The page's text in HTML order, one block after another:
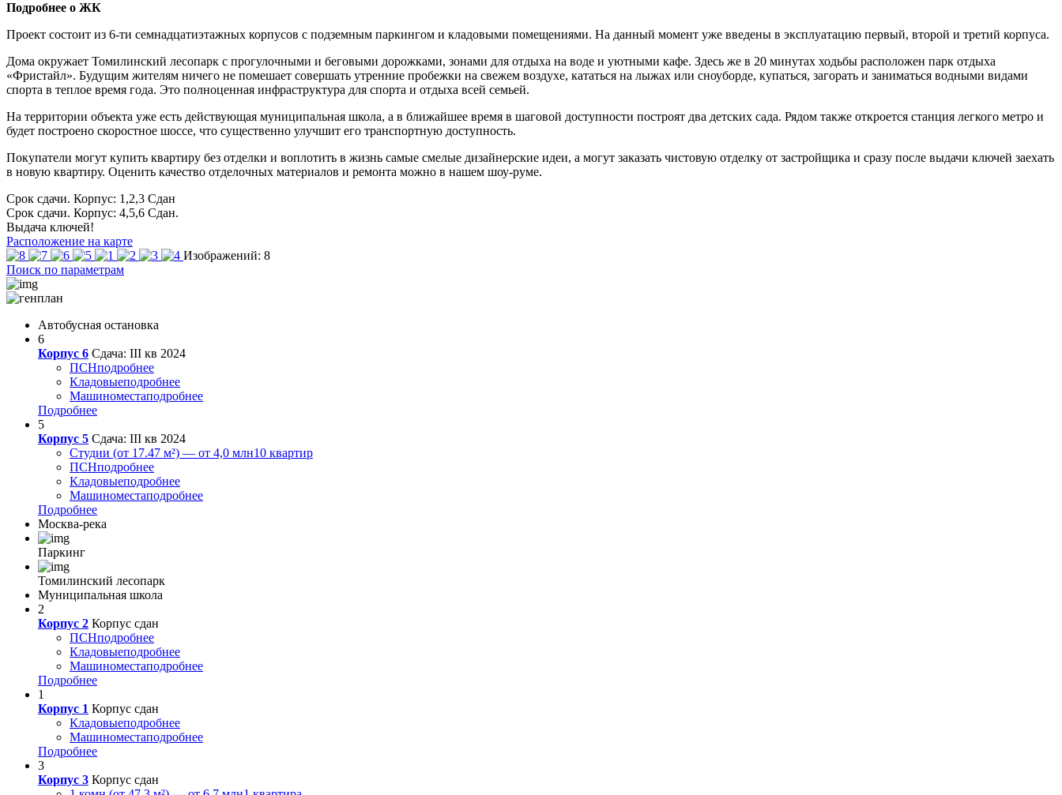
Подробнее о ЖК
Проект состоит из 6-ти семнадцатиэтажных корпусов с подземным паркингом и кладовыми помещениями. На данный момент уже введены в эксплуатацию первый, второй и третий корпуса.
Дома окружает Томилинский лесопарк с прогулочными и беговыми дорожками, зонами для отдыха на воде и уютными кафе. Здесь же в 20 минутах ходьбы расположен парк отдыха
«Фристайл». Будущим жителям ничего не помешает совершать утренние пробежки на свежем воздухе, кататься на лыжах или сноуборде, купаться, загорать и заниматься водными видами
спорта в теплое время года. Это полноценная инфраструктура для спорта и отдыха всей семьей.
На территории объекта уже есть действующая муниципальная школа, а в ближайшее время в шаговой доступности построят два детских сада. Рядом также откроется станция легкого метро и
будет построено скоростное шоссе, что существенно улучшит его транспортную доступность.
Покупатели могут купить квартиру без отделки и воплотить в жизнь самые смелые дизайнерские идеи, а могут заказать чистовую отделку от застройщика и сразу после выдачи ключей заехать
в новую квартиру. Оценить качество отделочных материалов и ремонта можно в нашем шоу-руме.
Срок сдачи. Корпус: 1,2,3 Сдан
Срок сдачи. Корпус: 4,5,6 Сдан.
Выдача ключей!
Расположение на карте
Изображений: 8
Поиск по параметрам
Автобусная остановка
6
Корпус 6 Сдача: III кв 2024
ПСНподробнее
Кладовыеподробнее
Машиноместаподробнее
Подробнее
5
Корпус 5 Сдача: III кв 2024
Студии (от 17.47 м²) — от 4,0 млн10 квартир
ПСНподробнее
Кладовыеподробнее
Машиноместаподробнее
Подробнее
Москва-река
Паркинг
Томилинский лесопарк
Муниципальная школа
2
Корпус 2 Корпус сдан
ПСНподробнее
Кладовыеподробнее
Машиноместаподробнее
Подробнее
1
Корпус 1 Корпус сдан
Кладовыеподробнее
Машиноместаподробнее
Подробнее
3
Корпус 3 Корпус сдан